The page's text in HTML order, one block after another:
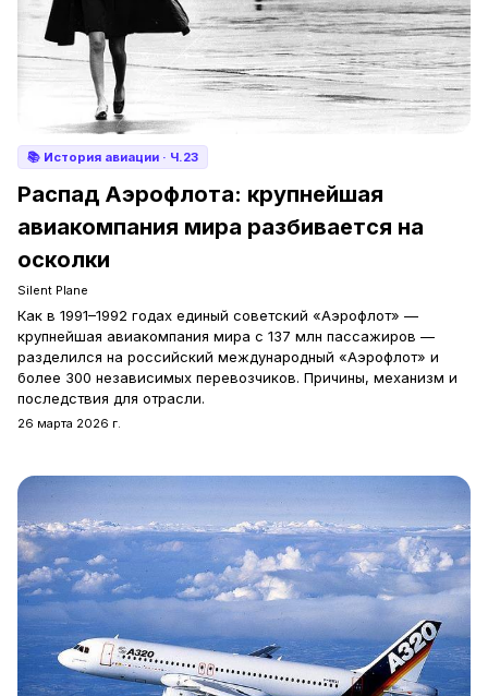
📚 История авиации · Ч.23
Распад Аэрофлота: крупнейшая
авиакомпания мира разбивается на
осколки
Silent Plane
Как в 1991–1992 годах единый советский «Аэрофлот» —
крупнейшая авиакомпания мира с 137 млн пассажиров —
разделился на российский международный «Аэрофлот» и
более 300 независимых перевозчиков. Причины, механизм и
последствия для отрасли.
26 марта 2026 г.